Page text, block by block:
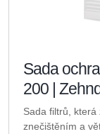
Sada
200 |
Sada filtrů,
znečištěním a